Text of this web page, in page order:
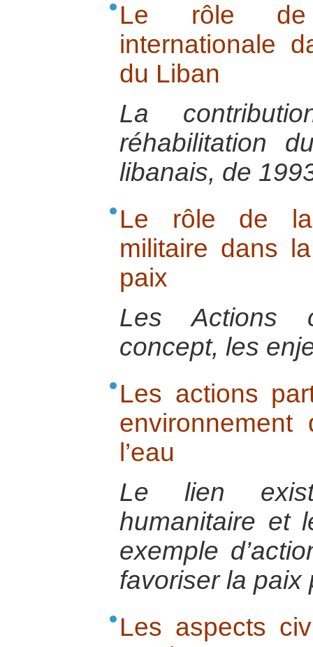
Le rôle de
internationale
du Liban
La
réhabilitation
libanais, de
Le rôle de la
militaire dans
paix
Les Actions
concept, les
Les actions
l’eau
Le lien
humanitaire et
exemple
favoriser la paix
Les aspects